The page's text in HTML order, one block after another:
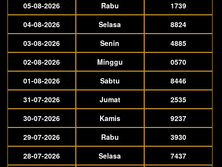
05-08-2026
Rabu
1739
04-08-2026
Selasa
8824
03-08-2026
Senin
4885
02-08-2026
Minggu
0570
01-08-2026
Sabtu
8446
31-07-2026
Jumat
2535
30-07-2026
Kamis
9237
29-07-2026
Rabu
3930
28-07-2026
Selasa 7437